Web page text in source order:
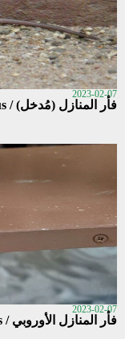
2023-02-07
فأر المنازل (مُدخل) / Mus musculus
2023-02-07
فأر المنازل الأوروبي / Mus domesticus